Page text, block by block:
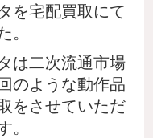
を宅配買取にて
。
は二次流通市場
のような動作品
をさせていただ
。